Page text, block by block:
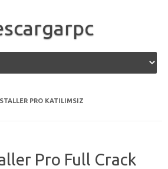
PRO KATILIMSIZ
Pro Full Crack